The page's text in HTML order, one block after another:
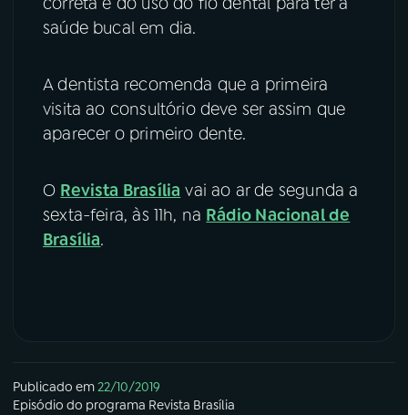
saúde bucal em dia.
A dentista recomenda que a primeira
visita ao consultório deve ser assim que
aparecer o primeiro dente.
O Revista Brasília vai ao ar de segunda a
sexta-feira, às 11h, na Rádio Nacional de
Brasília.
Publicado em22/10/2019
Episódio do programa Revista Brasília